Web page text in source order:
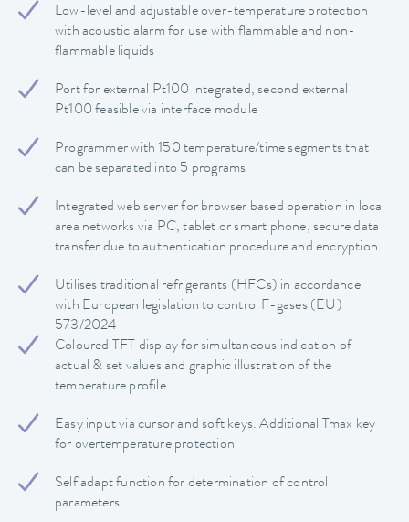
Low-level and adjustable over-temperature protection
with acoustic alarm for use with flammable and non-
flammable liquids
Port for external Pt100 integrated, second external
Pt100 feasible via interface module
Programmer with 150 temperature/time segments that
can be separated into 5 programs
Integrated web server for browser based operation in local
area networks via PC, tablet or smart phone, secure data
transfer due to authentication procedure and encryption
Utilises traditional refrigerants (HFCs) in accordance
with European legislation to control F-gases (EU)
573/2024
Coloured TFT display for simultaneous indication of
actual & set values and graphic illustration of the
temperature profile
Easy input via cursor and soft keys. Additional Tmax key
for overtemperature protection
Self adapt function for determination of control
parameters